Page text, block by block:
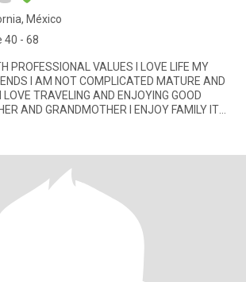
México
40 - 68
PROFESSIONAL VALUES I LOVE LIFE MY
I AM NOT COMPLICATED MATURE AND
TRAVELING AND ENJOYING GOOD
AND GRANDMOTHER I ENJOY FAMILY IT